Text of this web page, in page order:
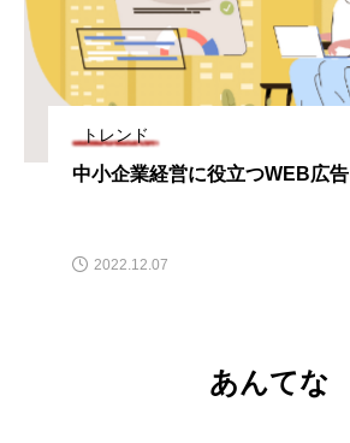
トレンド
中小企業経営に役立つWEB広告
2022.12.07
あんてな